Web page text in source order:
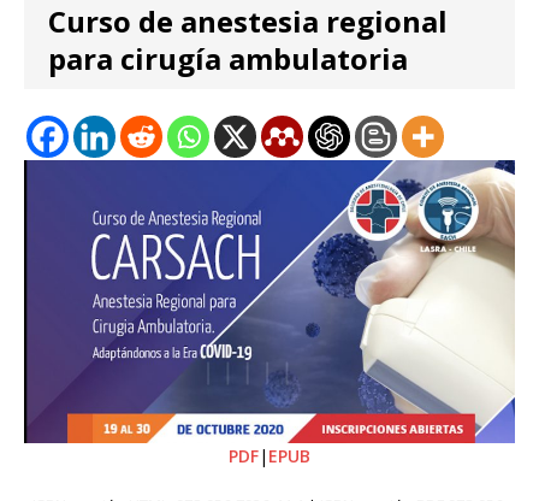
Curso de anestesia regional
para cirugía ambulatoria
PDF| EPUB